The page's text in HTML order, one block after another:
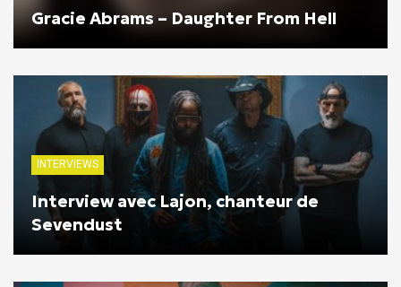
Gracie Abrams – Daughter From Hell
INTERVIEWS
Interview avec Lajon, chanteur de
Sevendust